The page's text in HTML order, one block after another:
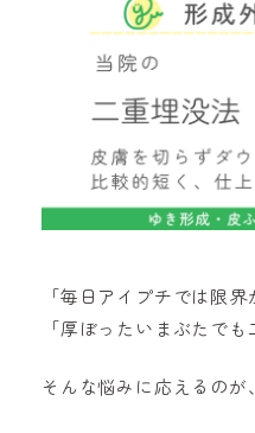
「毎日アイプチでは限界
「厚ぼったいまぶたでも
そんな悩みに応えるのが